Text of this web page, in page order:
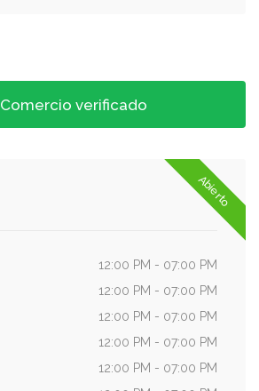
Comercio verificado
Abierto
12:00 PM - 07:00 PM
12:00 PM - 07:00 PM
12:00 PM - 07:00 PM
12:00 PM - 07:00 PM
12:00 PM - 07:00 PM